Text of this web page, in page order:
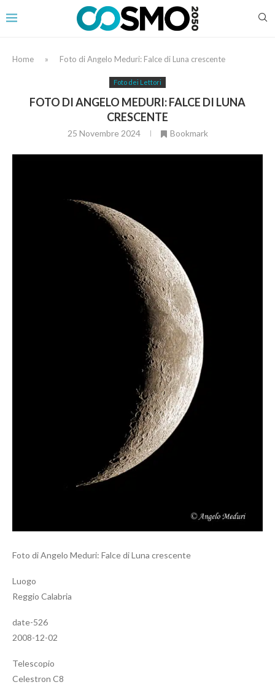
Home » Foto di Angelo Meduri: Falce di Luna crescente
Foto dei Lettori
FOTO DI ANGELO MEDURI: FALCE DI LUNA
CRESCENTE
25 Novembre 2024 Bookmark
Foto di Angelo Meduri: Falce di Luna crescente
Luogo
Reggio Calabria
date-526
2008-12-02
Telescopio
Celestron C8